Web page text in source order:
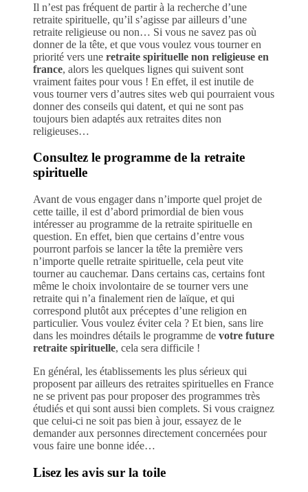
Il n’est pas fréquent de partir à la recherche d’une
retraite spirituelle, qu’il s’agisse par ailleurs d’une
retraite religieuse ou non… Si vous ne savez pas où
donner de la tête, et que vous voulez vous tourner en
priorité vers une retraite spirituelle non religieuse en
france, alors les quelques lignes qui suivent sont
vraiment faites pour vous ! En effet, il est inutile de
vous tourner vers d’autres sites web qui pourraient vous
donner des conseils qui datent, et qui ne sont pas
toujours bien adaptés aux retraites dites non
religieuses…
Consultez le programme de la retraite
spirituelle
Avant de vous engager dans n’importe quel projet de
cette taille, il est d’abord primordial de bien vous
intéresser au programme de la retraite spirituelle en
question. En effet, bien que certains d’entre vous
pourront parfois se lancer la tête la première vers
n’importe quelle retraite spirituelle, cela peut vite
tourner au cauchemar. Dans certains cas, certains font
même le choix involontaire de se tourner vers une
retraite qui n’a finalement rien de laïque, et qui
correspond plutôt aux préceptes d’une religion en
particulier. Vous voulez éviter cela ? Et bien, sans lire
dans les moindres détails le programme de votre future
retraite spirituelle, cela sera difficile !
En général, les établissements les plus sérieux qui
proposent par ailleurs des retraites spirituelles en France
ne se privent pas pour proposer des programmes très
étudiés et qui sont aussi bien complets. Si vous craignez
que celui-ci ne soit pas bien à jour, essayez de le
demander aux personnes directement concernées pour
vous faire une bonne idée…
Lisez les avis sur la toile